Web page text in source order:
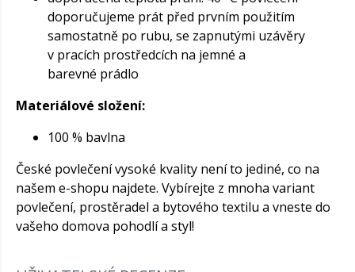
doporučujeme prát před prvním použitím
samostatně po rubu, se zapnutými uzávěry
v pracích prostředcích na jemné a
barevné prádlo
Materiálové složení:
100 % bavlna
České povlečení vysoké kvality není to jediné, co na
našem e-shopu najdete. Vybírejte z mnoha variant
povlečení, prostěradel a bytového textilu a vneste do
vašeho domova pohodlí a styl!